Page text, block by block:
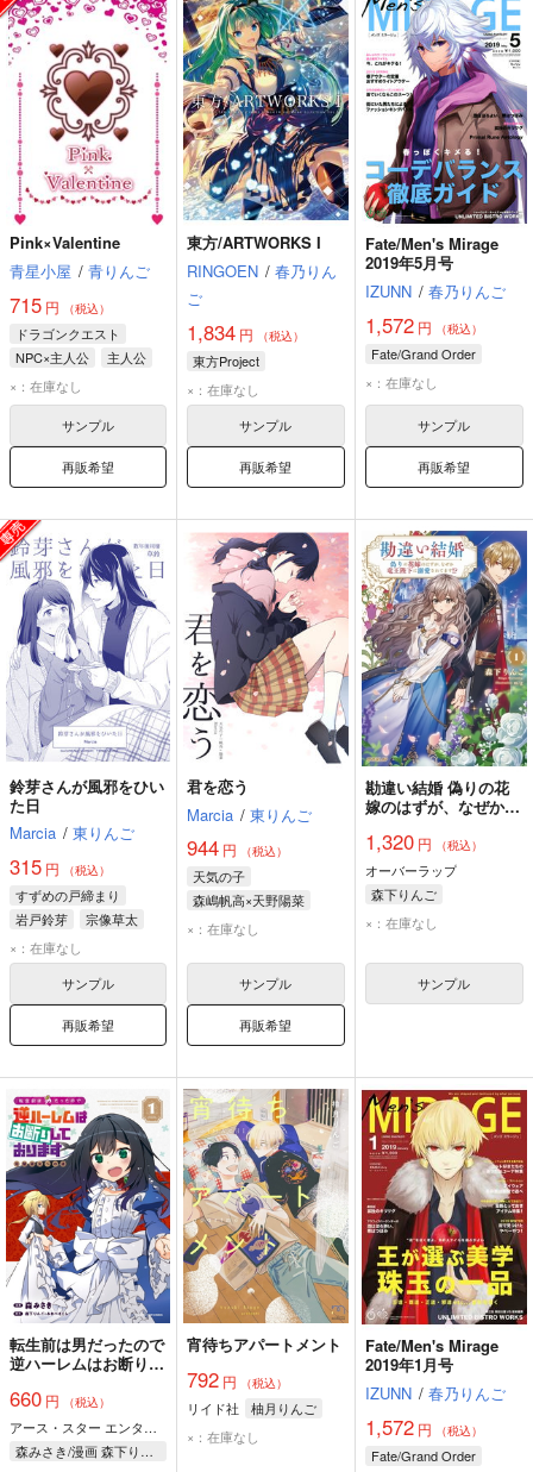
Pink×Valentine
青星小屋 / 青りんご
715 円 （税込）
ドラゴンクエスト
NPC×主人公
主人公
×：在庫なし
サンプル
再販希望
東方/ARTWORKS I
RINGOEN / 春乃りん
ご
1,834 円 （税込）
東方Project
×：在庫なし
サンプル
再販希望
Fate/Men's Mirage
2019年5月号
IZUNN / 春乃りんご
1,572円 （税込）
Fate/Grand Order
×：在庫なし
サンプル
再販希望
鈴芽さんが風邪をひい
た日
Marcia / 東りんご
315 円 （税込）
すずめの戸締まり
岩戸鈴芽
宗像草太
×：在庫なし
サンプル
再販希望
君を恋う
Marcia / 東りんご
944 円 （税込）
天気の子
森嶋帆高×天野陽菜
天野陽菜
×：在庫なし
サンプル
再販希望
勘違い結婚 偽りの花
嫁のはずが、なぜか竜
す!? 1
1,320円 （税込）
オーバーラップ
森下りんご
×：在庫なし
サンプル
転生前は男だったので
逆ハーレムはお断りし
への道 1
660 円 （税込）
アース・スター エンターテイメント
森みさき/漫画 森下りんご/原作 みわべさくら/原作
宵待ちアパートメント
792 円 （税込）
リイド社
柚月りんご
×：在庫なし
Fate/Men's Mirage
2019年1月号
IZUNN / 春乃りんご
1,572円 （税込）
Fate/Grand Order